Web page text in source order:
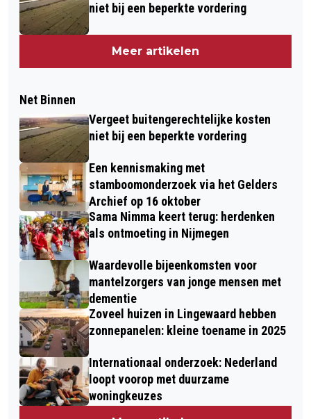
niet bij een beperkte vordering
Meer artikelen
Net Binnen
Vergeet buitengerechtelijke kosten
niet bij een beperkte vordering
Een kennismaking met
stamboomonderzoek via het Gelders
Archief op 16 oktober
Sama Nimma keert terug: herdenken
als ontmoeting in Nijmegen
Waardevolle bijeenkomsten voor
mantelzorgers van jonge mensen met
dementie
Zoveel huizen in Lingewaard hebben
zonnepanelen: kleine toename in 2025
Internationaal onderzoek: Nederland
loopt voorop met duurzame
woningkeuzes